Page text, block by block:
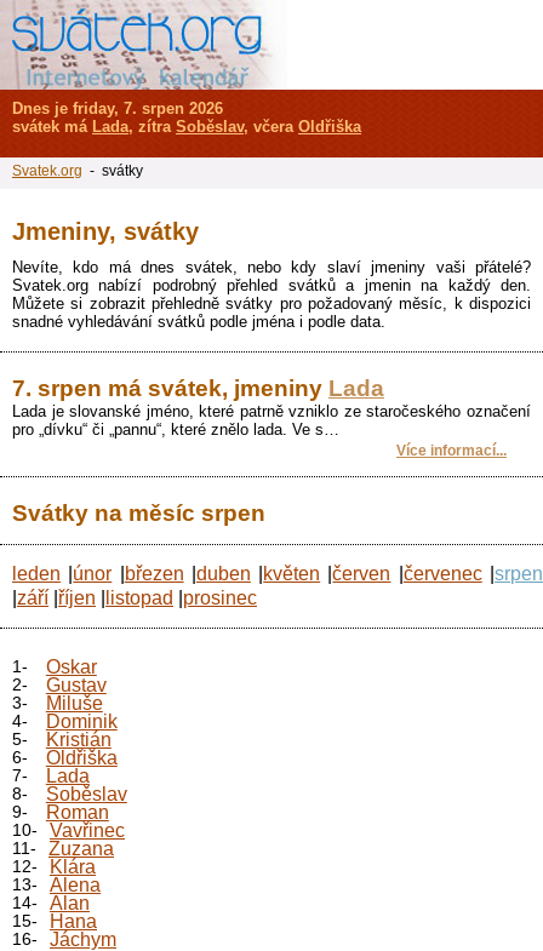
Jmeniny, svátky
Nevíte, kdo má dnes svátek, nebo kdy slaví jmeniny vaši přátelé?
Svatek.org nabízí podrobný přehled svátků a jmenin na každý den.
Můžete si zobrazit přehledně svátky pro požadovaný měsíc, k dispozici
snadné vyhledávání svátků podle jména i podle data.
7. srpen má svátek, jmeniny Lada
Lada je slovanské jméno, které patrně vzniklo ze staročeského označení
pro „dívku“ či „pannu“, které znělo lada. Ve s…
Více informací...
Svátky na měsíc srpen
leden únor březen duben květen |červen červenec|srpen
září říjen listopad prosinec
1- Oskar
2- Gustav
3- Miluše
4- Dominik
5- Kristián
6- Oldřiška
7- Lada
8- Soběslav
9- Roman
10- Vavřinec
11- Zuzana
12- Klára
13- Alena
14- Alan
15- Hana
16- Jáchym
Dnes je friday, 7. srpen 2026
svátek má Lada, zítra Soběslav, včera Oldřiška
Svatek.org - svátky